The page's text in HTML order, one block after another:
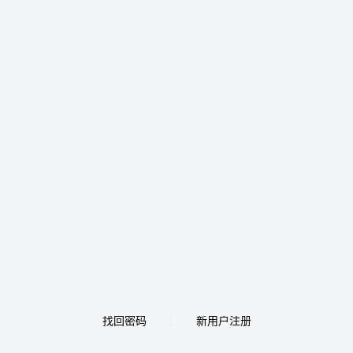
找回密码 新用户注册